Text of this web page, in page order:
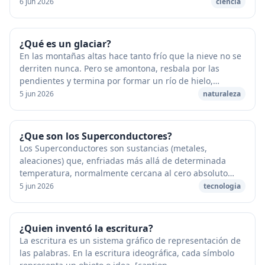
¿Qué es un glaciar?
En las montañas altas hace tanto frío que la nieve no se
derriten nunca. Pero se amontona, resbala por las
pendientes y termina por formar un río de hielo,
llamado glaciar, que desciende lentamente ha...
5 jun 2026 naturaleza
¿Que son los Superconductores?
Los Superconductores son sustancias (metales,
aleaciones) que, enfriadas más allá de determinada
temperatura, normalmente cercana al cero absoluto
menos en el caso de los materiales superconductores
5 jun 2026 tecnologia
¿Quien inventó la escritura?
La escritura es un sistema gráfico de representación de
las palabras. En la escritura ideográfica, cada símbolo